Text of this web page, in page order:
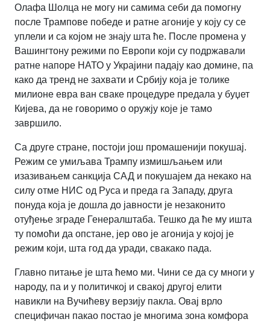
Олафа Шолца не могу ни самима себи да помогну
после Трампове победе и ратне агоније у коју су се
уплели и са којом не знају шта ће. После промена у
Вашингтону режими по Европи који су подржавали
ратне напоре НАТО у Украјини падају као домине, па
како да тренд не захвати и Србију која је толике
милионе евра ван сваке процедуре предала у буџет
Кијева, да не говоримо о оружју које је тамо
завршило.
Са друге стране, постоји још промашенији покушај.
Режим се умиљава Трампу измишљањем или
изазивањем санкција САД и покушајем да некако на
силу отме НИС од Руса и преда га Западу, друга
понуда која је дошла до јавности је незаконито
отуђење зграде Генералштаба. Тешко да ће му ишта
ту помоћи да опстане, јер ово је агонија у којој је
режим који, шта год да уради, свакако пада.
Главно питање је шта ћемо ми. Чини се да су многи у
народу, па и у политичкој и свакој другој елити
навикли на Вучићеву верзију пакла. Овај врло
специфичан пакао постао је многима зона комфора